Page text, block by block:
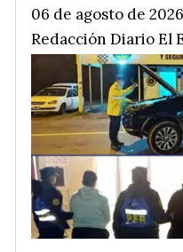
Redacción Diario El
06 de agosto de 2026